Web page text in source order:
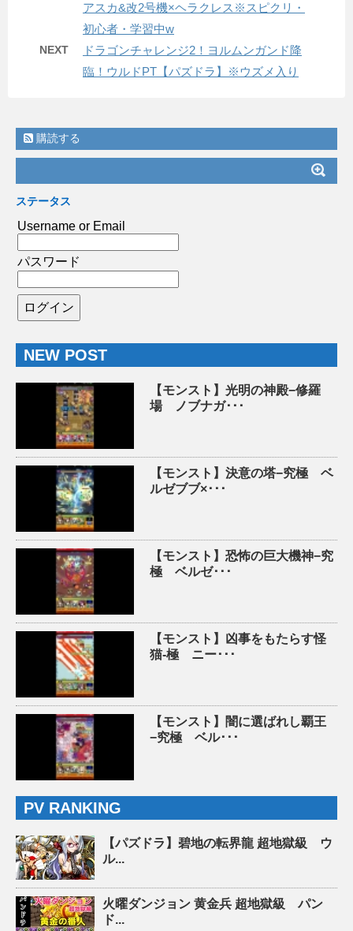
アスカ&改2号機×ヘラクレス※スピクリ・
初心者・学習中w
NEXT
ドラゴンチャレンジ2！ヨルムンガンド降
臨！ウルドPT【パズドラ】※ウズメ入り
購読する
ステータス
Username or Email
パスワード
NEW POST
【モンスト】光明の神殿−修羅
場 ノブナガ･･･
【モンスト】決意の塔−究極 ベ
ルゼブブ×･･･
【モンスト】恐怖の巨大機神−究
極 ベルゼ･･･
【モンスト】凶事をもたらす怪
猫-極 ニー･･･
【モンスト】闇に選ばれし覇王
−究極 ベル･･･
PV RANKING
【パズドラ】碧地の転界龍 超地獄級 ウ
ル...
火曜ダンジョン 黄金兵 超地獄級 パン
ド...